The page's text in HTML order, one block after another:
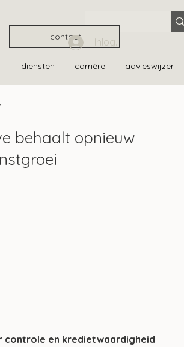
contact
diensten carrière advieswijzer
Inloggen
behaalt opnieuw
controle en kredietwaardigheid